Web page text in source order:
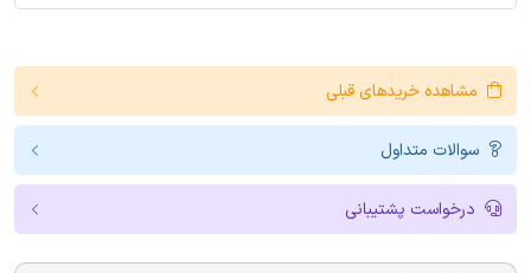
مشاهده خریدهای قبلی
سوالات متداول
درخواست پشتیبانی